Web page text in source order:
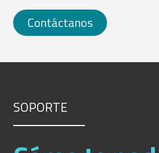
Contáctanos
SOPORTE